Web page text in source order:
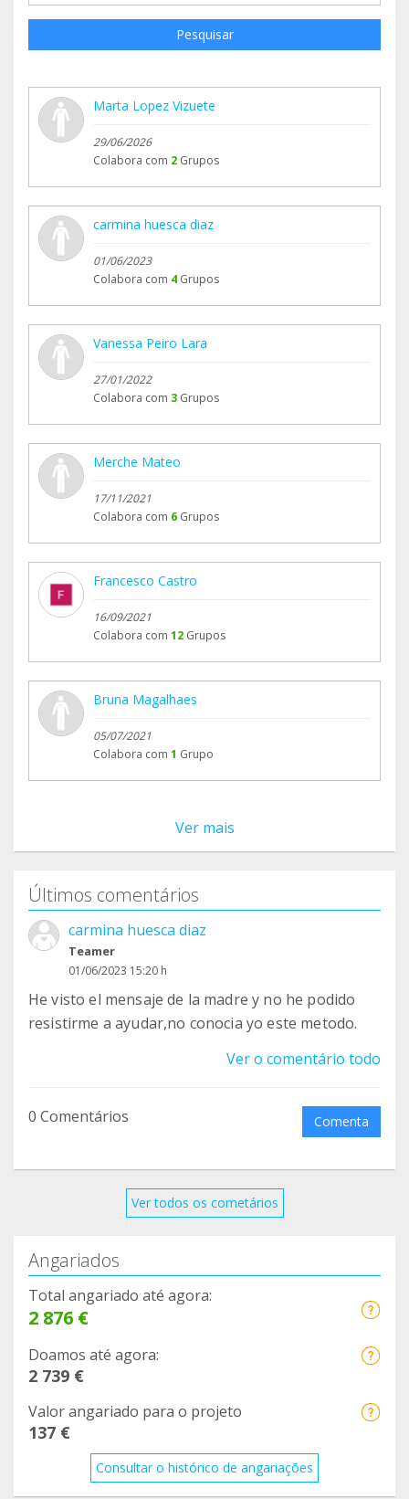
Pesquisar
Marta Lopez Vizuete
29/06/2026
Colabora com 2 Grupos
carmina huesca diaz
01/06/2023
Colabora com 4 Grupos
Vanessa Peiro Lara
27/01/2022
Colabora com 3 Grupos
Merche Mateo
17/11/2021
Colabora com 6 Grupos
Francesco Castro
16/09/2021
Colabora com 12 Grupos
Bruna Magalhaes
05/07/2021
Colabora com 1 Grupo
Ver mais
Últimos comentários
carmina huesca diaz
Teamer
01/06/2023 15:20 h
He visto el mensaje de la madre y no he podido
resistirme a ayudar,no conocia yo este metodo.
Ver o comentário todo
0 Comentários Comenta
Ver todos os cometários
Angariados
Total angariado até agora:
2 876 €
Doamos até agora:
2 739 €
Valor angariado para o projeto
137 €
Consultar o histórico de angariações